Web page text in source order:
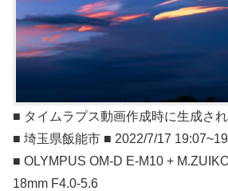
■ タイムラプス動画作成時に生成さ
■ 埼玉県飯能市 ■ 2022/7/17
■ OLYMPUS OM-D E-M10 +
18mm F4.0-5.6